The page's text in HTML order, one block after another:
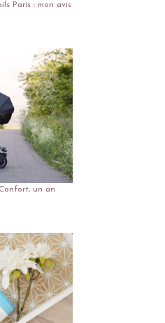
Paris : mon avis
un an